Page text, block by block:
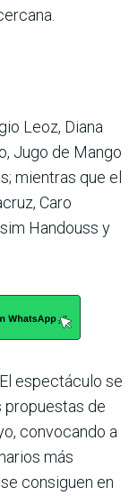
Leoz, Diana
Jugo de Mango
mientras que el
Caro
Handouss y
espectáculo se
propuestas de
convocando a
más
consi­guen en